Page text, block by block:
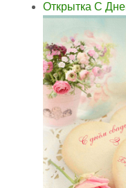
Открытка С